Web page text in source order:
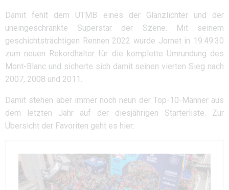
Damit fehlt dem UTMB eines der Glanzlichter und der
uneingeschränkte Superstar der Szene. Mit seinem
geschichtsträchtigen Rennen 2022 wurde Jornet in 19:49:30
zum neuen Rekordhalter für die komplette Umrundung des
Mont-Blanc und sicherte sich damit seinen vierten Sieg nach
2007, 2008 und 2011.
Damit stehen aber immer noch neun der Top-10-Männer aus
dem letzten Jahr auf der diesjährigen Starterliste. Zur
Übersicht der Favoriten geht es hier: